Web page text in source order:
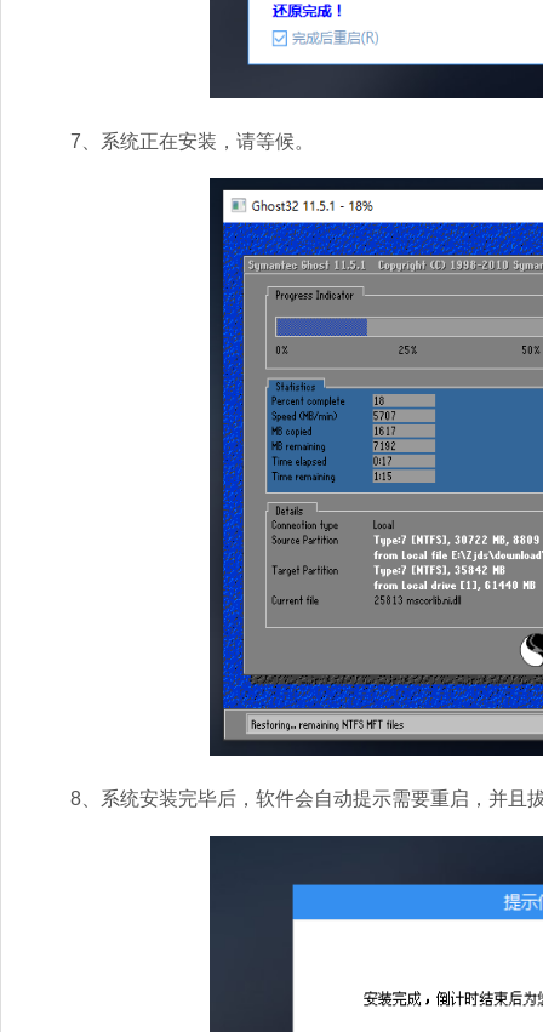
7、系统正在安装，请等候。
8、系统安装完毕后，软件会自动提示需要重启，并且